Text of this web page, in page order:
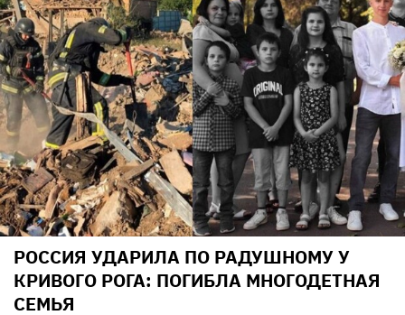
РОССИЯ УДАРИЛА ПО РАДУШНОМУ У
КРИВОГО РОГА: ПОГИБЛА МНОГОДЕТНАЯ
СЕМЬЯ